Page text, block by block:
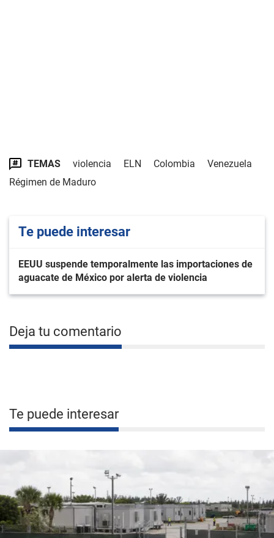
TEMAS violencia ELN Colombia
Venezuela
Régimen de Maduro
Te puede interesar
EEUU suspende temporalmente las importaciones de
aguacate de México por alerta de violencia
Deja tu comentario
Te puede interesar